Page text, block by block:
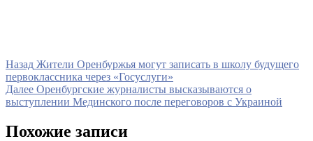
Навигация
по
записям
Назад Предыдущая
запись
Жители Оренбуржья могут записать в школу будущего
первоклассника через «Госуслуги»
Далее Следующая
запись
Оренбургские журналисты высказываются о
выступлении Мединского после переговоров с Украиной
Похожие записи